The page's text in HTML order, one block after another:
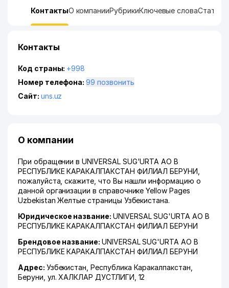
КонтактыО компанииРубрикиКлючевые слова
Контакты
Код страны: +998
Номер телефона:
99 позвонить
Сайт: uns.uz
О компании
При обращении в UNIVERSAL SUG'URTA АО В
РЕСПУБЛИКЕ КАРАКАЛПАКСТАН ФИЛИАЛ БЕРУНИ,
пожалуйста, скажите, что Вы нашли информацию о
данной организации в справочнике Yellow Pages
Uzbekistan Желтые страницы Узбекистана.
Юридическое название: UNIVERSAL SUG'URTA АО В
РЕСПУБЛИКЕ КАРАКАЛПАКСТАН ФИЛИАЛ БЕРУНИ
Брендовое название: UNIVERSAL SUG'URTA АО В
РЕСПУБЛИКЕ КАРАКАЛПАКСТАН ФИЛИАЛ БЕРУНИ
Адрес: Узбекистан,Республика Каракалпакстан
Беруни ул. ХАЛКЛАР ДУСТЛИГИ , 12